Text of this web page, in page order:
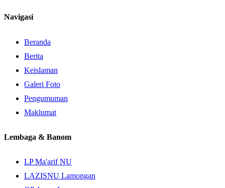
Navigasi
Beranda
Berita
Keislaman
Galeri Foto
Pengumuman
Maklumat
Lembaga & Banom
LP Ma'arif NU
LAZISNU Lamongan